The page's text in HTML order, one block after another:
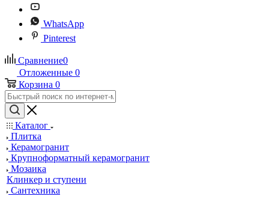
WhatsApp
Pinterest
Сравнение0
Отложенные 0
Корзина 0
Каталог
Плитка
Керамогранит
Крупноформатный керамогранит
Мозаика
Клинкер и ступени
Сантехника